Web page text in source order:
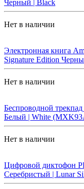
Черный | Black
Нет в наличии
Электронная книга
Signature Edition
Нет в наличии
Беспроводной
Белый | White
Нет в наличии
Цифровой диктофон
Серебристый | Lunar